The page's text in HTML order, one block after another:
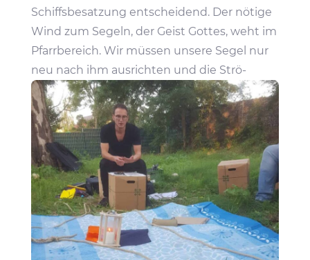
Schiffs­be­sat­zung entschei­dend. Der nötige
Wind zum Segeln, der Geist Gottes, weht im
Pfarr­be­reich. Wir müssen unsere Segel nur
neu nach ihm ausrichten und die Strö­
mungen dabei bedenken.